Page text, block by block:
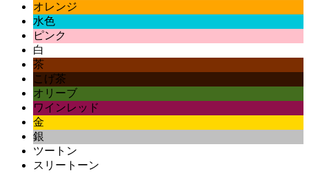
オレンジ
水色
ピンク
白
茶
こげ茶
オリーブ
ワインレッド
金
銀
ツートン
スリートーン